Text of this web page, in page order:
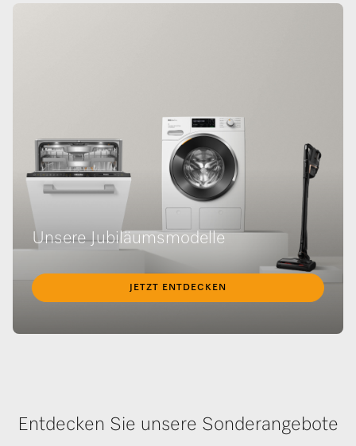
Unsere Jubiläumsmodelle
JETZT ENTDECKEN
Entdecken Sie unsere Sonderangebote